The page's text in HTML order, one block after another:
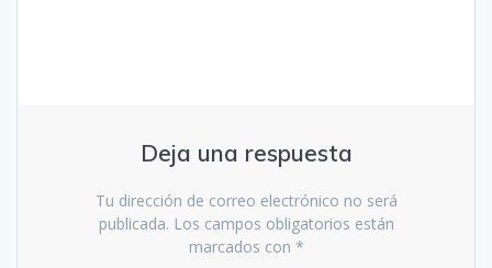
Deja una respuesta
Tu dirección de correo electrónico no será
publicada. Los campos obligatorios están
marcados con *